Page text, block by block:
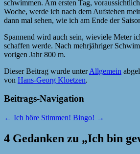
schwimmen. Am ersten Tag,
Woche, werde ich nach dem Aufstehen
dann mal sehen, wie ich am Ende der
Spannend wird auch sein, wieviele Meter
schaffen werde. Nach mehrjähriger
vorigen Jahr 800 m.
Dieser Beitrag wurde unterAllgemein
von Hans-Georg Kloetzen.
Beitrags-Navigation
← Ich höre Stimmen! Bingo! →
4 Gedanken zu „Ich bin